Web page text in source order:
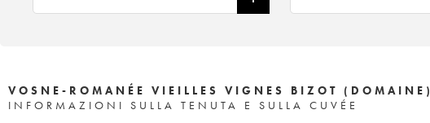
VOSNE-ROMANÉE VIEILLES VIGNES BIZOT (DOMAINE)
INFORMAZIONI SULLA TENUTA E SULLA CUVÉE